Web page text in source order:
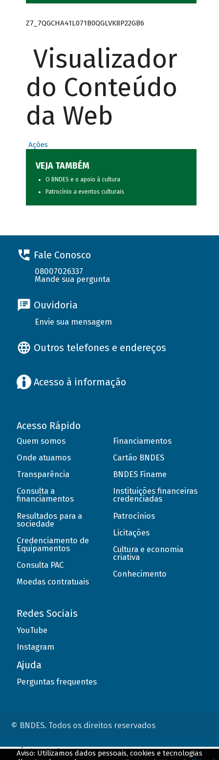
Z7_7QGCHA41L071B0QGLVK8P22GB6
Visualizador
do Conteúdo
da Web
Ações
VEJA TAMBÉM
O BNDES e o apoio à cultura
Patrocínio a eventos culturais
Fale Conosco
08007026337
Mande sua pergunta
Ouvidoria
Envie sua mensagem
Outros telefones e endereços
Acesso à informação
Acesso Rápido
Quem somos
Onde atuamos
Transparência
Consulta a
financiamentos
Resultados para a
sociedade
Credenciamento de
Equipamentos
Consulta PAC
Moedas contratuais
Financiamentos
Cartão BNDES
BNDES Finame
Instituições financeiras
credenciadas
Patrocínios
Licitações
Cultura e economia
criativa
Conhecimento
Redes Sociais
YouTube
Instagram
Ajuda
Perguntas frequentes
© BNDES. Todos os direitos reservados
Aviso: Utilizamos dados pessoais, cookies e tecnologias
ConteÃºdo complementar